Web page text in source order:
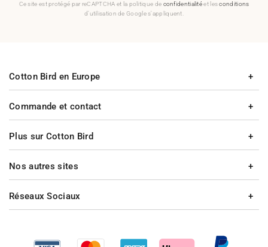
Ce site est protégé par reCAPTCHA et la politique de confidentialitéet lesconditions
d'utilisation de Google s'appliquent.
Commande et contact
Plus sur Cotton Bird
Cotton Bird en Europe
Nos autres sites
Réseaux Sociaux